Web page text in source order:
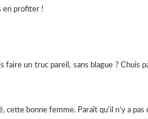
en profiter !
un truc pareil, sans blague ? Chuis
bonne femme. Paraît qu’il n’y a pas